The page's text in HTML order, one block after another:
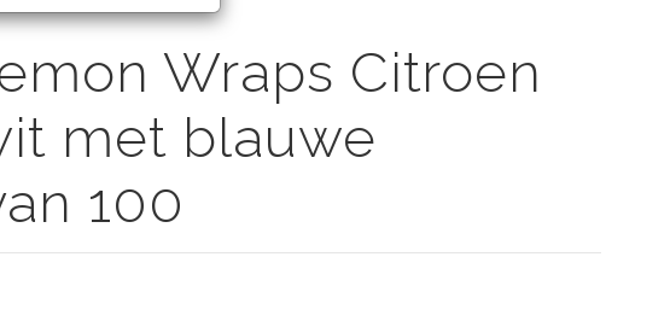
Wraps Citroen
met blauwe
100